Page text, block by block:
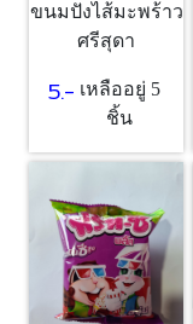
ขนมปังไส้มะพร้าว
ศรีสุดา
5.- เหลืออยู่ 5
ชิ้น